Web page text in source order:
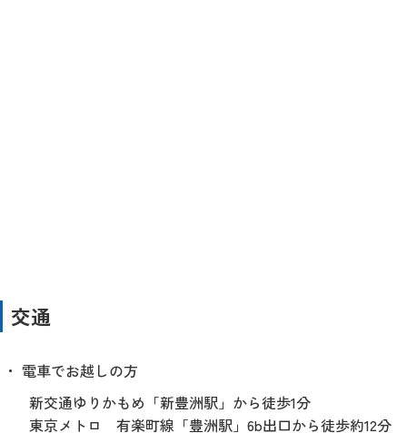
交通
電車でお越しの方
新交通ゆりかもめ「新豊洲駅」から徒歩1分
東京メトロ 有楽町線「豊洲駅」6b出口から徒歩約12分